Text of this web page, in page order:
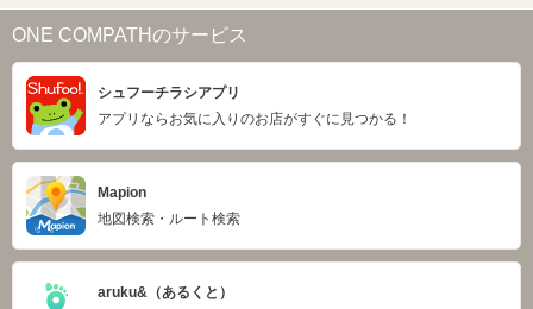
ONE COMPATHのサービス
シュフーチラシアプリ
アプリならお気に入りのお店がすぐに見つかる！
Mapion
地図検索・ルート検索
aruku&（あるくと）